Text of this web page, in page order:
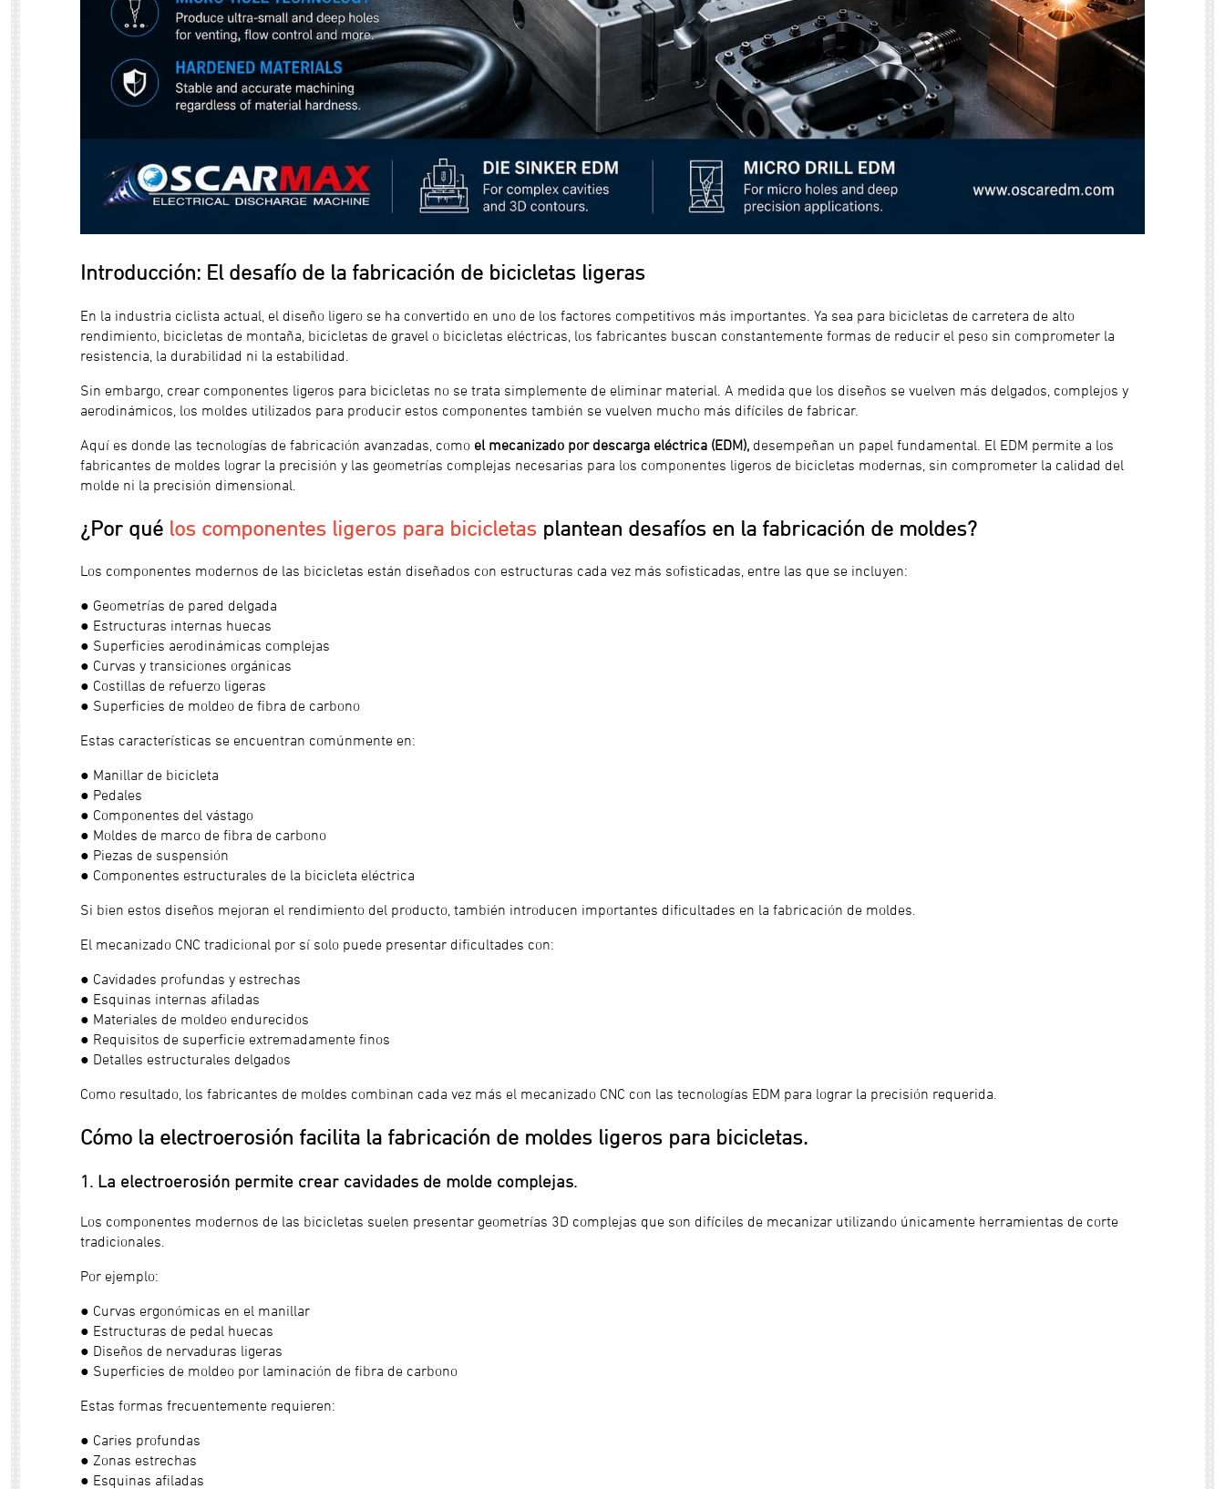
Introducción: El desafío de la fabricación de bicicletas ligeras
En la industria ciclista actual, el diseño ligero se ha convertido en uno de los factores competitivos más importantes. Ya sea para bicicletas de carretera de alto
rendimiento, bicicletas de montaña, bicicletas de gravel o bicicletas eléctricas, los fabricantes buscan constantemente formas de reducir el peso sin comprometer la
resistencia, la durabilidad ni la estabilidad.
Sin embargo, crear componentes ligeros para bicicletas no se trata simplemente de eliminar material. A medida que los diseños se vuelven más delgados, complejos y
aerodinámicos, los moldes utilizados para producir estos componentes también se vuelven mucho más difíciles de fabricar.
Aquí es donde las tecnologías de fabricación avanzadas, como el mecanizado por descarga eléctrica (EDM), desempeñan un papel fundamental. El EDM permite a los
fabricantes de moldes lograr la precisión y las geometrías complejas necesarias para los componentes ligeros de bicicletas modernas, sin comprometer la calidad del
molde ni la precisión dimensional.
¿Por qué los componentes ligeros para bicicletas plantean desafíos en la fabricación de moldes?
Los componentes modernos de las bicicletas están diseñados con estructuras cada vez más sofisticadas, entre las que se incluyen:
● Geometrías de pared delgada
● Estructuras internas huecas
● Superficies aerodinámicas complejas
● Curvas y transiciones orgánicas
● Costillas de refuerzo ligeras
● Superficies de moldeo de fibra de carbono
Estas características se encuentran comúnmente en:
● Manillar de bicicleta
● Pedales
● Componentes del vástago
● Moldes de marco de fibra de carbono
● Piezas de suspensión
● Componentes estructurales de la bicicleta eléctrica
Si bien estos diseños mejoran el rendimiento del producto, también introducen importantes dificultades en la fabricación de moldes.
El mecanizado CNC tradicional por sí solo puede presentar dificultades con:
● Cavidades profundas y estrechas
● Esquinas internas afiladas
● Materiales de moldeo endurecidos
● Requisitos de superficie extremadamente finos
● Detalles estructurales delgados
Como resultado, los fabricantes de moldes combinan cada vez más el mecanizado CNC con las tecnologías EDM para lograr la precisión requerida.
Cómo la electroerosión facilita la fabricación de moldes ligeros para bicicletas.
1. La electroerosión permite crear cavidades de molde complejas.
Los componentes modernos de las bicicletas suelen presentar geometrías 3D complejas que son difíciles de mecanizar utilizando únicamente herramientas de corte
tradicionales.
Por ejemplo:
● Curvas ergonómicas en el manillar
● Estructuras de pedal huecas
● Diseños de nervaduras ligeras
● Superficies de moldeo por laminación de fibra de carbono
Estas formas frecuentemente requieren:
● Caries profundas
● Zonas estrechas
● Esquinas afiladas